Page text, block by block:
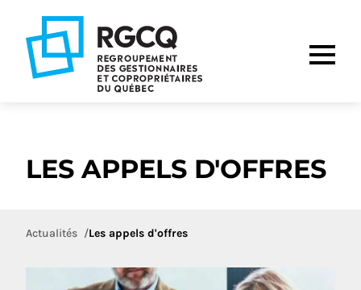
navigation
principale
contenu
LES APPELS D'OFFRES
Actualités Les appels d'offres